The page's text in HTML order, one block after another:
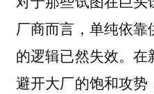
厂商而言，单纯依
的逻辑已然失效。
避开大厂的饱和攻